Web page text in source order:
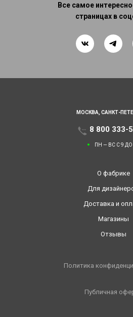
Все самое
страницах в
МОСКВА, САНКТ-
8 800 333-
ПН — ВС С 9 ДО
О фабрике
Для
Доставка и
Магазины
Отзывы
Политика
Публичная